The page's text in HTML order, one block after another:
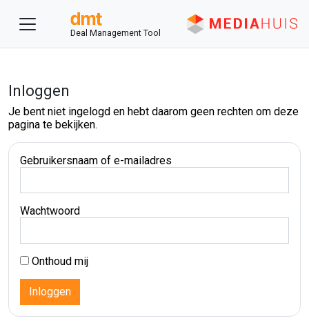
Deal Management Tool
Inloggen
Je bent niet ingelogd en hebt daarom geen rechten om deze
pagina te bekijken.
Gebruikersnaam of e-mailadres
Wachtwoord
Onthoud mij